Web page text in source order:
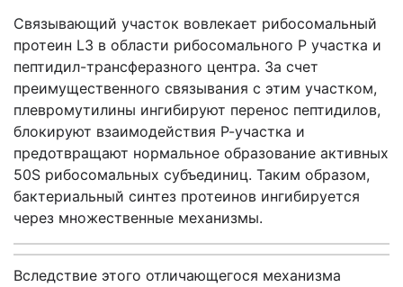
Связывающий участок вовлекает рибосомальный
протеин L3 в области рибосомального Р участка и
пептидил-трансферазного центра. За счет
преимущественного связывания с этим участком,
плевромутилины ингибируют перенос пептидилов,
блокируют взаимодействия Р-участка и
предотвращают нормальное образование активных
50S рибосомальных субъединиц. Таким образом,
бактериальный синтез протеинов ингибируется
через множественные механизмы.
Вследствие этого отличающегося механизма